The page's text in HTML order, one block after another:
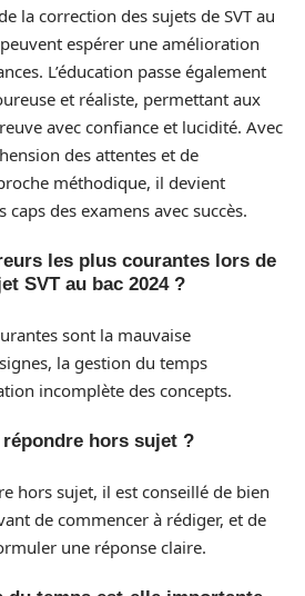
la correction des sujets de SVT au
espérer une amélioration
L’éducation passe également
et réaliste, permettant aux
avec confiance et lucidité. Avec
des attentes et de
méthodique, il devient
des examens avec succès.
les plus courantes lors de
SVT au bac 2024 ?
sont la mauvaise
la gestion du temps
incomplète des concepts.
hors sujet ?
hors sujet, il est conseillé de bien
de commencer à rédiger, et de
une réponse claire.